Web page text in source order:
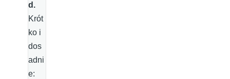
d.
Krót
ko i
dos
adni
e: